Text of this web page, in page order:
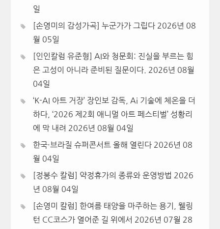
일
[손영미의 감성가곡] 누군가가 그립다 2026년 08
월 05일
[인인칼럼 유준형] AI와 청문회: 진실을 부르는 힘
은 고성이 아니라 준비된 질문이다.
2026년 08월
04일
‘K-AI 아트 거장’ 장인보 감독, Ai 기술에 체온을 더
하다, ‘2026 제2회 애니멀 아트 페스티벌’ 성황리
에 막 내려 2026년 08월 04일
한국·브라질 슈퍼콘서트 올해 열린다 2026년 08
월 04일
[정봉수 칼럼] 약정휴가의 종류와 운영방법 2026
년 08월 04일
[손영미 칼럼] 한여름 태양을 마주하는 용기, 웰링
턴 CC코스가 열어준 길 위에서 2026년 07월 28